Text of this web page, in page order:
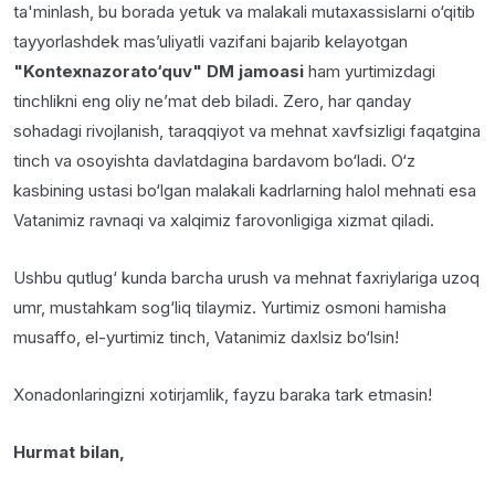
ta'minlash, bu borada yetuk va malakali mutaxassislarni o‘qitib
tayyorlashdek mas’uliyatli vazifani bajarib kelayotgan
"Kontexnazorato‘quv" DM jamoasi ham yurtimizdagi
tinchlikni eng oliy ne’mat deb biladi. Zero, har qanday
sohadagi rivojlanish, taraqqiyot va mehnat xavfsizligi faqatgina
tinch va osoyishta davlatdagina bardavom bo‘ladi. O‘z
kasbining ustasi bo‘lgan malakali kadrlarning halol mehnati esa
Vatanimiz ravnaqi va xalqimiz farovonligiga xizmat qiladi.
Ushbu qutlug‘ kunda barcha urush va mehnat faxriylariga uzoq
umr, mustahkam sog‘liq tilaymiz. Yurtimiz osmoni hamisha
musaffo, el-yurtimiz tinch, Vatanimiz daxlsiz bo‘lsin!
Xonadonlaringizni xotirjamlik, fayzu baraka tark etmasin!
Hurmat bilan,